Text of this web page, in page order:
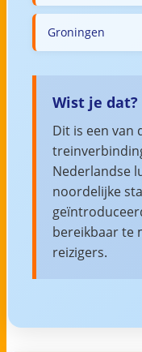
Groningen
Wist je dat?
Dit is een van
Nederlandse
noordelijke
bereikbaar te
reizigers.